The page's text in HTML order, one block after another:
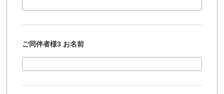
ご同伴者様3 お名前